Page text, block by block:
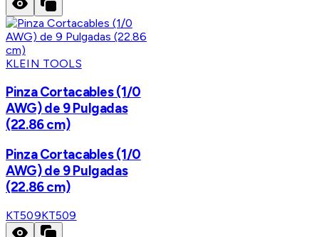
KLEIN TOOLS
Pinza Cortacables (1/0
AWG) de 9 Pulgadas
(22.86 cm)
Pinza Cortacables (1/0
AWG) de 9 Pulgadas
(22.86 cm)
KT509KT509